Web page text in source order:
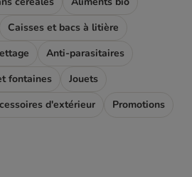
Caisses et bacs à litière
Anti-parasitaires
fontaines
Jouets
d'extérieur
Promotions